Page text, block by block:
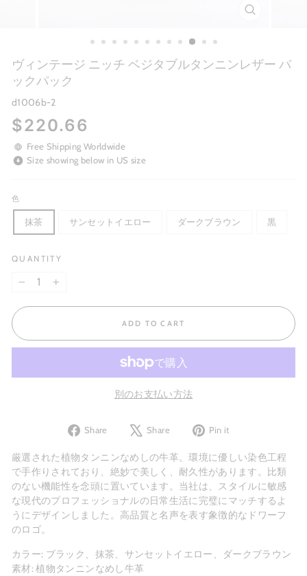
ヴィンテージ ニッチ ベジタブルタンニンレザー バ
ックパック
d1006b-2
Regular
price
$220.66
Free Shipping Worldwide
Size showing below in US size
色
抹茶 サンセットイエロー ダークブラウン 黒
QUANTITY
ADD TO CART
別のお支払い方法
Share
Share
Facebook
Share
Tweet
X
Pin it
Pinterest
厳選された植物タンニンなめしの牛革。環境に優しい染色工程
で手作りされており、絶妙で美しく、耐久性があります。比類
のない機能性を念頭に置いています。当社は、スタイルに敏感
な現代のプロフェッショナルの日常生活に完璧にマッチするよ
うにデザインしました。高品質と名声を表す象徴的なドワーフ
のロゴ。
カラー: ブラック、抹茶、サンセットイエロー、ダークブラウン
素材: 植物タンニンなめし牛革